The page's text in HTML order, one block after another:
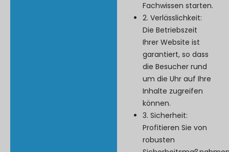
Fachwissen starten.
2. Verlässlichkeit:
Die Betriebszeit
Ihrer Website ist
garantiert, so dass
die Besucher rund
um die Uhr auf Ihre
Inhalte zugreifen
können.
3. Sicherheit:
Profitieren Sie von
robusten